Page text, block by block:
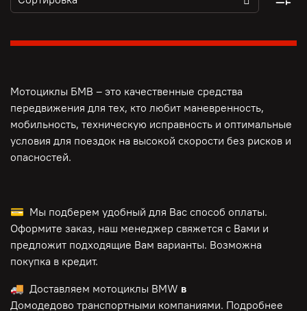
Мотоциклы БМВ – это качественные средства
передвижения для тех, кто любит маневренность,
мобильность, техническую исправность и оптимальные
условия для поездок на высокой скорости без рисков и
опасностей.
💳 Мы подберем удобный для Вас способ оплаты.
Оформите заказ, наш менеджер свяжется с Вами и
предложит подходящие Вам варианты. Возможна
покупка в кредит.
🚚 Доставляем мотоциклы BMW в
Домодедово транспортными компаниями. Подробнее